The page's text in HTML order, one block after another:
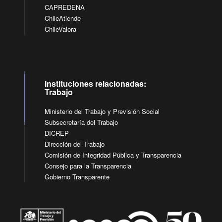
CAPREDENA
ChileAtiende
ChileValora
Instituciones relacionadas:
Trabajo
Ministerio del Trabajo y Previsión Social
Subsecretaría del Trabajo
DICREP
Dirección del Trabajo
Comisión de Integridad Pública y Transparencia
Consejo para la Transparencia
Gobierno Transparente